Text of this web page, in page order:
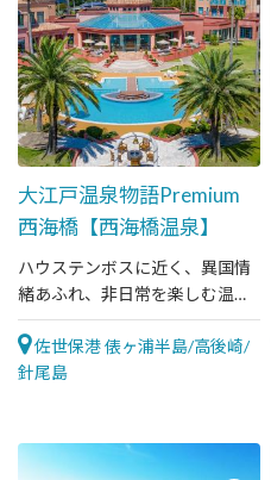
大江戸温泉物語Premium
西海橋【西海橋温泉】
ハウステンボスに近く、異国情
緒あふれ、非日常を楽しむ温泉
宿
佐世保港 俵ヶ浦半島/高後崎/
針尾島